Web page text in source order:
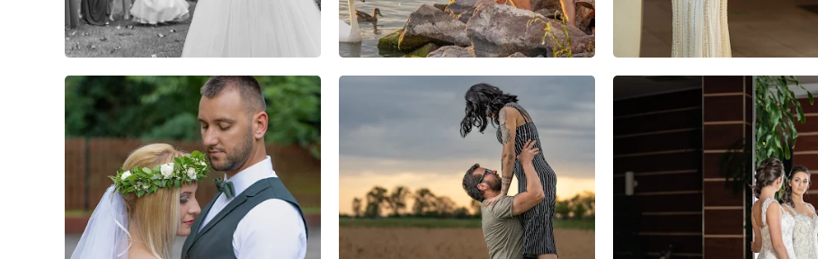
0 0 3 1 0 0 0 0